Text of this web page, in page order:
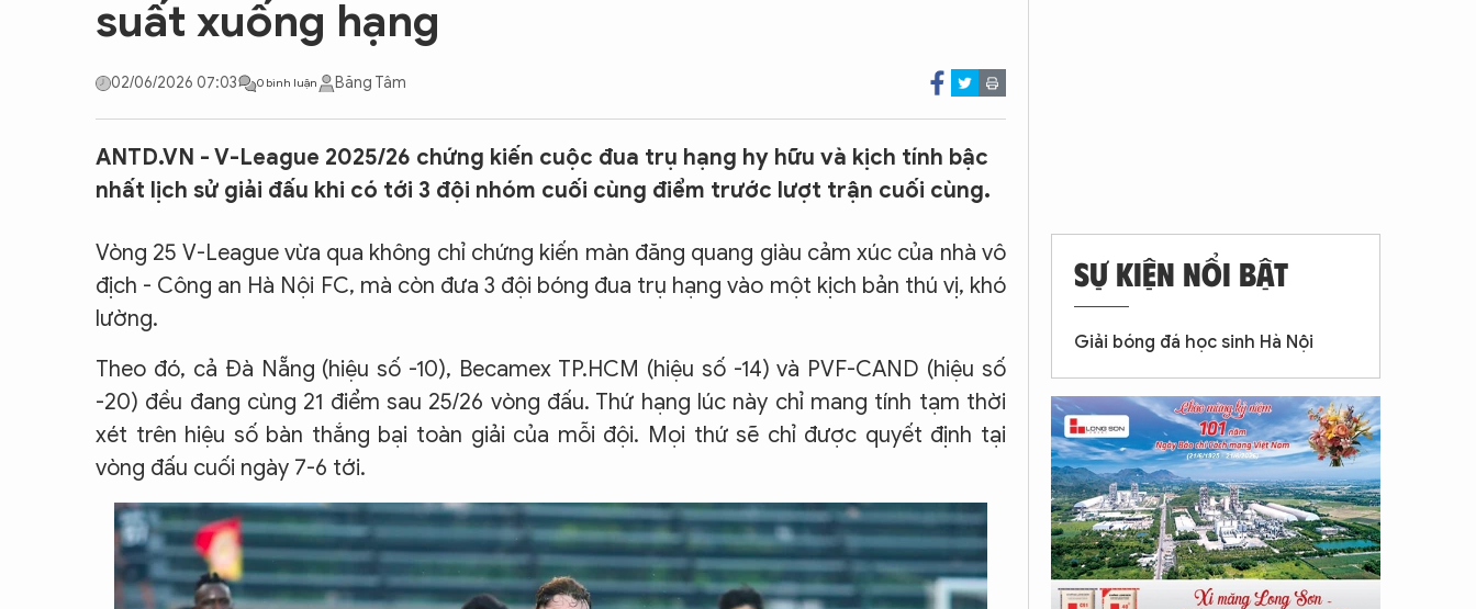
CON ĐƯỜNG KHỞI NGHIỆP
suất xuống hạng
02/06/2026 07:03 0 bình luận Băng Tâm
ANTD.VN - V-League 2025/26 chứng kiến cuộc đua trụ hạng hy hữu và kịch tính bậc
nhất lịch sử giải đấu khi có tới 3 đội nhóm cuối cùng điểm trước lượt trận cuối cùng.
Vòng 25 V-League vừa qua không chỉ chứng kiến màn đăng quang giàu cảm xúc của nhà vô
địch - Công an Hà Nội FC, mà còn đưa 3 đội bóng đua trụ hạng vào một kịch bản thú vị, khó
lường.
Theo đó, cả Đà Nẵng (hiệu số -10), Becamex TP.HCM (hiệu số -14) và PVF-CAND (hiệu số
-20) đều đang cùng 21 điểm sau 25/26 vòng đấu. Thứ hạng lúc này chỉ mang tính tạm thời
xét trên hiệu số bàn thắng bại toàn giải của mỗi đội. Mọi thứ sẽ chỉ được quyết định tại
vòng đấu cuối ngày 7-6 tới.
SỰ KIỆN NỔI BẬT
Giải bóng đá học sinh Hà Nội